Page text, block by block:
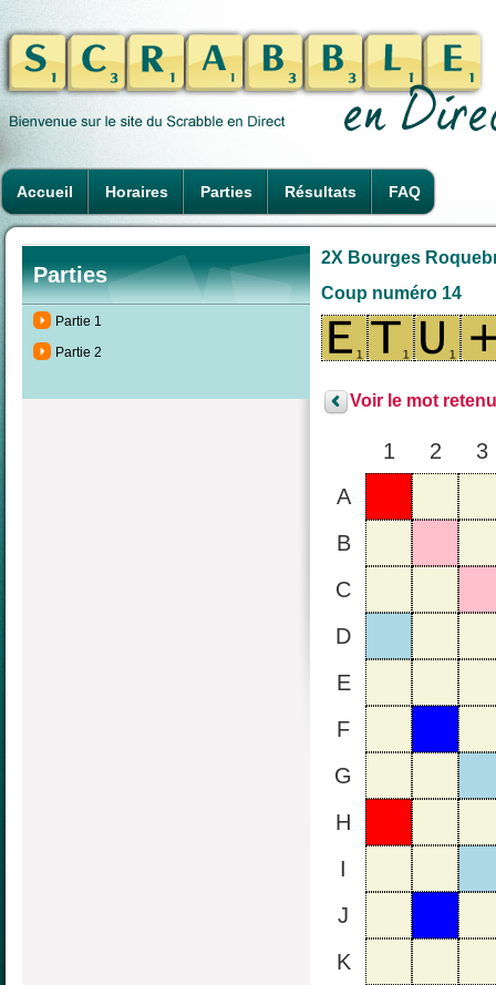
Accueil Horaires Parties Résultats FAQ
Parties
Partie 1
Partie 2
2X Bourges
Coup numéro 14
Voir le mot
1 2
3
A
B
C
D
E
F
G
H
I
J
K